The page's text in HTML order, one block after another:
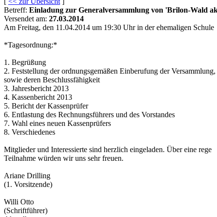
Betreff: Einladung zur Generalversammlung von 'Brilon-Wald
Versendet am: 27.03.2014
Am Freitag, den 11.04.2014 um 19:30 Uhr in der ehemaligen Schule
*Tagesordnung:*
1. Begrüßung
2. Feststellung der ordnungsgemäßen Einberufung der Versammlung,
sowie deren Beschlussfähigkeit
3. Jahresbericht 2013
4. Kassenbericht 2013
5. Bericht der Kassenprüfer
6. Entlastung des Rechnungsführers und des Vorstandes
7. Wahl eines neuen Kassenprüfers
8. Verschiedenes
Mitglieder und Interessierte sind herzlich eingeladen. Über eine rege
Teilnahme würden wir uns sehr freuen.
Ariane Drilling
(1. Vorsitzende)
Willi Otto
(Schriftführer)